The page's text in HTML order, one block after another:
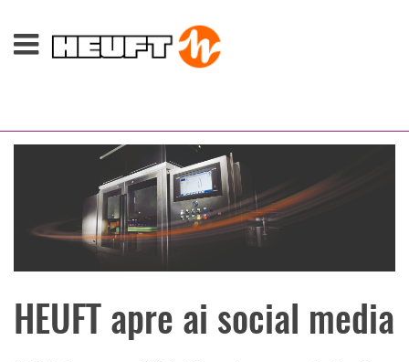
HEUFT apre ai social media